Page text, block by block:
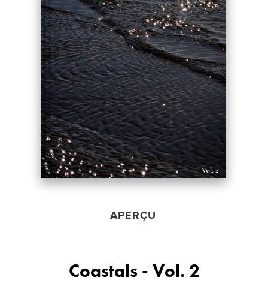
APERÇU
Coastals - Vol. 2